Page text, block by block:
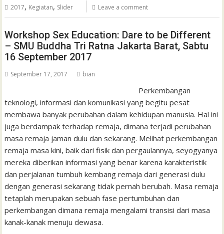
2017, Kegiatan, Slider Leave a comment
Workshop Sex Education: Dare to be Different
– SMU Buddha Tri Ratna Jakarta Barat, Sabtu
16 September 2017
September 17, 2017 bian
Perkembangan
teknologi, informasi dan komunikasi yang begitu pesat
membawa banyak perubahan dalam kehidupan manusia. Hal ini
juga berdampak terhadap remaja, dimana terjadi perubahan
masa remaja jaman dulu dan sekarang. Melihat perkembangan
remaja masa kini, baik dari fisik dan pergaulannya, seyogyanya
mereka diberikan informasi yang benar karena karakteristik
dan perjalanan tumbuh kembang remaja dari generasi dulu
dengan generasi sekarang tidak pernah berubah. Masa remaja
tetaplah merupakan sebuah fase pertumbuhan dan
perkembangan dimana remaja mengalami transisi dari masa
kanak-kanak menuju dewasa.